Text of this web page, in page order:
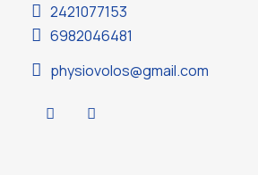
2421077153
6982046481
physiovolos@gmail.com